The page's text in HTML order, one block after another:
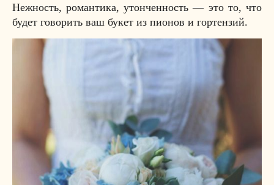
Нежность, романтика, утонченность — это то, что
будет говорить ваш букет из пионов и гортензий.